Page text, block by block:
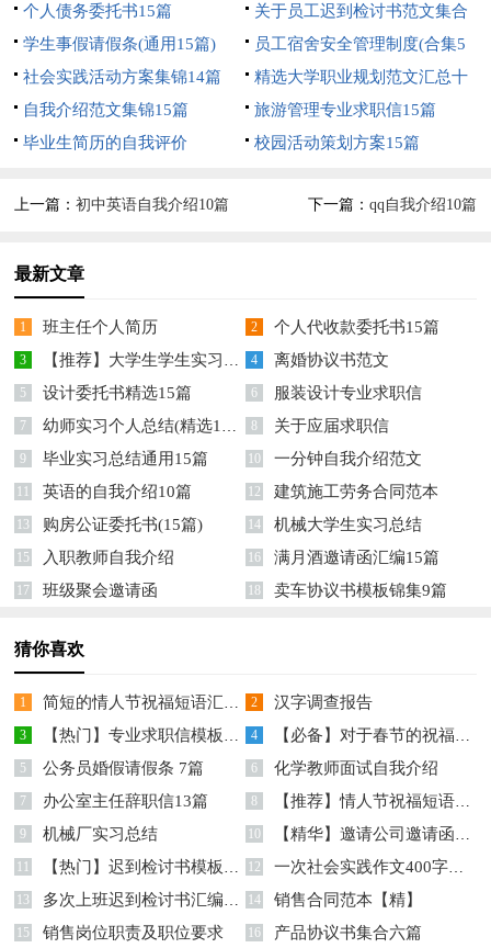
个人债务委托书15篇
关于员工迟到检讨书范文集合
7篇
学生事假请假条(通用15篇)
员工宿舍安全管理制度(合集5
篇)
社会实践活动方案集锦14篇
精选大学职业规划范文汇总十
篇
自我介绍范文集锦15篇
旅游管理专业求职信15篇
毕业生简历的自我评价
校园活动策划方案15篇
上一篇：初中英语自我介绍10篇 下一篇： qq自我介绍10篇
最新文章
1 班主任个人简历 2 个人代收款委托书15篇
3 【推荐】大学生学生实习报告模板汇总六篇 4 离婚协议书范文
5 设计委托书精选15篇 6 服装设计专业求职信
7 幼师实习个人总结(精选15篇) 8 关于应届求职信
9 毕业实习总结通用15篇 10 一分钟自我介绍范文
11 英语的自我介绍10篇 12 建筑施工劳务合同范本
13 购房公证委托书(15篇) 14 机械大学生实习总结
15 入职教师自我介绍 16 满月酒邀请函汇编15篇
17 班级聚会邀请函 18 卖车协议书模板锦集9篇
猜你喜欢
1 简短的情人节祝福短语汇总76条 2 汉字调查报告
3 【热门】专业求职信模板汇总8篇 4 【必备】对于春节的祝福语汇编9篇
5 公务员婚假请假条 7篇 6 化学教师面试自我介绍
7 办公室主任辞职信13篇 8 【推荐】情人节祝福短语集锦65句
9 机械厂实习总结 10 【精华】邀请公司邀请函模板十篇
11 【热门】迟到检讨书模板合集七篇 12 一次社会实践作文400字合集9篇
13 多次上班迟到检讨书汇编7篇 14 销售合同范本【精】
15 销售岗位职责及职位要求 16 产品协议书集合六篇